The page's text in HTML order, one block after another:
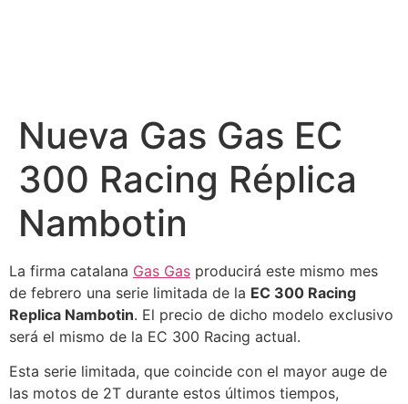
Nueva Gas Gas EC
300 Racing Réplica
Nambotin
La firma catalana Gas Gas producirá este mismo mes
de febrero una serie limitada de la EC 300 Racing
Replica Nambotin. El precio de dicho modelo exclusivo
será el mismo de la EC 300 Racing actual.
Esta serie limitada, que coincide con el mayor auge de
las motos de 2T durante estos últimos tiempos,